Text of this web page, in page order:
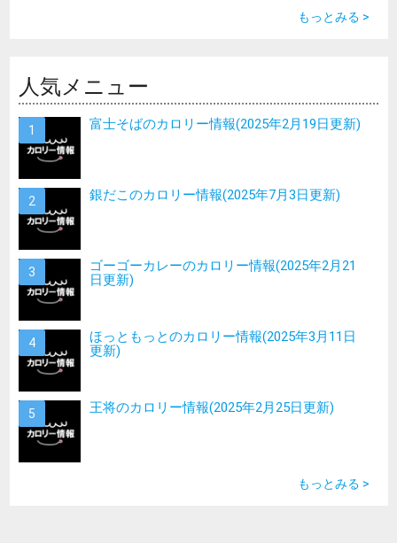
もっとみる >
人気メニュー
富士そばのカロリー情報(2025年2月19日更新)
銀だこのカロリー情報(2025年7月3日更新)
ゴーゴーカレーのカロリー情報(2025年2月21
日更新)
ほっともっとのカロリー情報(2025年3月11日
更新)
王将のカロリー情報(2025年2月25日更新)
もっとみる >